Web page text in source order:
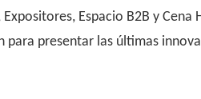
Espacio B2B y
para presentar las últimas